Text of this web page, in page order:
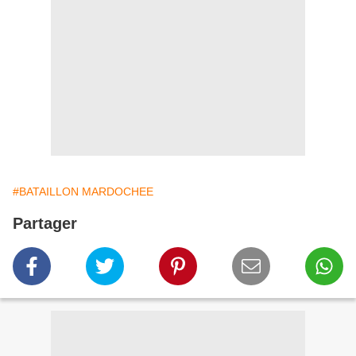
#BATAILLON MARDOCHEE
Partager